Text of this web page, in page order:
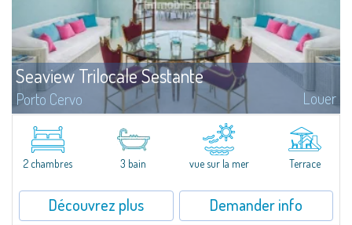
Seaview Trilocale Sestante
Porto Cervo Louer
SEA VIEW APARTMENT FOR SALE IN PORTO CERVO - MARINAIn the heart of
Porto Cervo Marina, we present a waterfront apartment arranged over two
levels, featuring bright interiors, well-distributed spaces, and direct views...
2 chambres 3 bain vue sur la mer Terrace
Découvrez plus Demander info